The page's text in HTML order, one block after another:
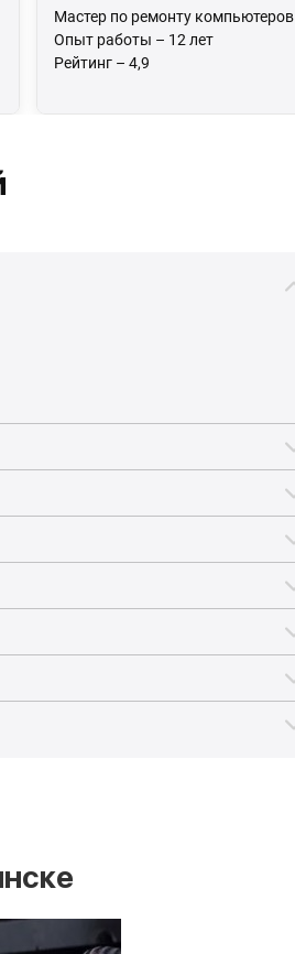
Мастер по ремонту компьютеров
Опыт работы – 12 лет
Рейтинг – 4,9